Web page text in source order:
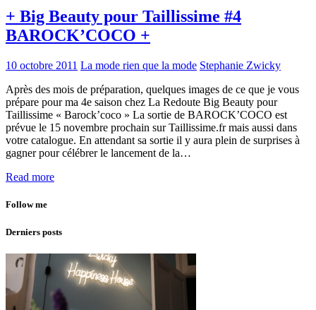
+ Big Beauty pour Taillissime #4
BAROCK’COCO +
10 octobre 2011 La mode rien que la mode Stephanie Zwicky
Après des mois de préparation, quelques images de ce que je vous
prépare pour ma 4e saison chez La Redoute Big Beauty pour
Taillissime « Barock’coco » La sortie de BAROCK’COCO est
prévue le 15 novembre prochain sur Taillissime.fr mais aussi dans
votre catalogue. En attendant sa sortie il y aura plein de surprises à
gagner pour célébrer le lancement de la…
Read more
Follow me
Derniers posts